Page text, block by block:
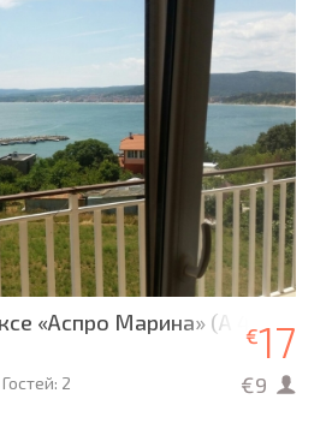
«Аспро Марина» (А 406)
2
€17
€9